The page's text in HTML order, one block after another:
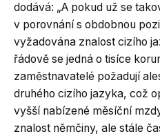
dodává: „A pokud už se
v porovnání s obdobnou
vyžadována znalost cizího
řádově se jedná o tisíce
zaměstnavatelé požadují
druhého cizího jazyka, což
vyšší nabízené měsíční
znalost němčiny, ale stále